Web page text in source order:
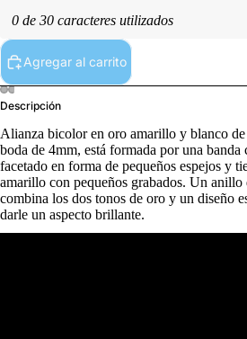
0 de 30 caracteres utilizados
Agregar al carrito
Descripción
Alianza bicolor en oro amarillo y blanco
boda de 4mm, está formada por una
facetado en forma de pequeños espejos y
amarillo con pequeños grabados. Un
combina los dos tonos de oro y un diseño
darle un aspecto brillante.